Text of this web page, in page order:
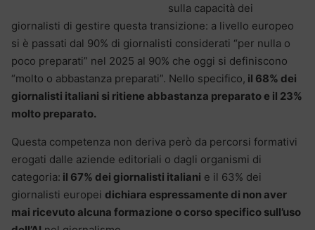
sulla capacità dei
giornalisti di gestire questa transizione: a livello europeo
si è passati dal 90% di giornalisti considerati “per nulla o
poco preparati” nel 2025 al 90% che oggi si definiscono
“molto o abbastanza preparati”. Nello specifico, il 68% dei
giornalisti italiani si ritiene abbastanza preparato e il 23%
molto preparato.
Questa competenza non deriva però da percorsi formativi
erogati dalle aziende editoriali o dagli organismi di
categoria: il 67% dei giornalisti italiani e il 63% dei
giornalisti europei dichiara espressamente di non aver
mai ricevuto alcuna formazione o corso specifico sull’uso